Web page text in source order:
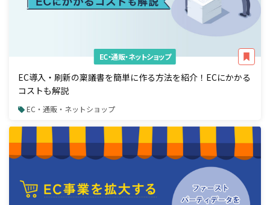
EC・通販・ネットショップ
EC導入・刷新の稟議書を簡単に作る方法を紹介！ECにかかる
コストも解説
EC・通販・ネットショップ